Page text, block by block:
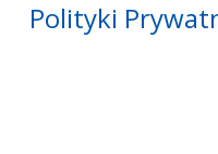
Polityki